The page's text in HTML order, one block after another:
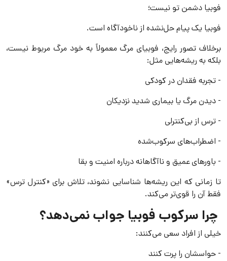
فوبیا دشمن تو نیست؛
فوبیا یک پیام حل‌نشده از ناخودآگاه است.
برخلاف تصور رایج، فوبیای مرگ معمولاً به خود مرگ مربوط نیست،
بلکه به ریشه‌هایی مثل:
- تجربه فقدان در کودکی
- دیدن مرگ یا بیماری شدید نزدیکان
- ترس از بی‌کنترلی
- اضطراب‌های سرکوب‌شده
- باورهای عمیق و ناآگاهانه درباره امنیت و بقا
تا زمانی که این ریشه‌ها شناسایی نشوند، تلاش برای «کنترل ترس»
فقط آن را قوی‌تر می‌کند.
چرا سرکوب فوبیا جواب نمی‌دهد؟
خیلی از افراد سعی می‌کنند:
- حواسشان را پرت کنند